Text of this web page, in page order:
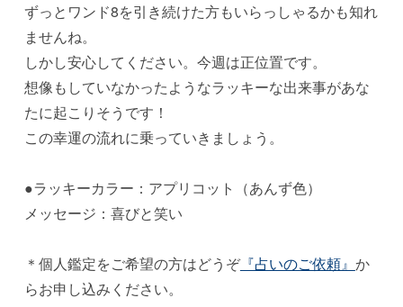
ずっとワンド8を引き続けた方もいらっしゃるかも知れ
ませんね。
しかし安心してください。今週は正位置です。
想像もしていなかったようなラッキーな出来事があな
たに起こりそうです！
この幸運の流れに乗っていきましょう。
●ラッキーカラー：アプリコット（あんず色）
メッセージ：喜びと笑い
＊個人鑑定をご希望の方はどうぞ『占いのご依頼』 か
らお申し込みください。